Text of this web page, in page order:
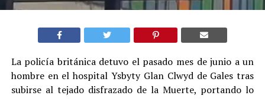
La policía británica detuvo el pasado mes de junio a un
hombre en el hospital Ysbyty Glan Clwyd de Gales tras
subirse al tejado disfrazado de la Muerte, portando lo